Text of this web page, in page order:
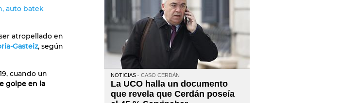
auto batek
atropellado en
Gasteiz, según
cuando un
golpe en la
NOTICIAS CASO CERDÁN
La UCO halla un documento
que revela que Cerdán poseía